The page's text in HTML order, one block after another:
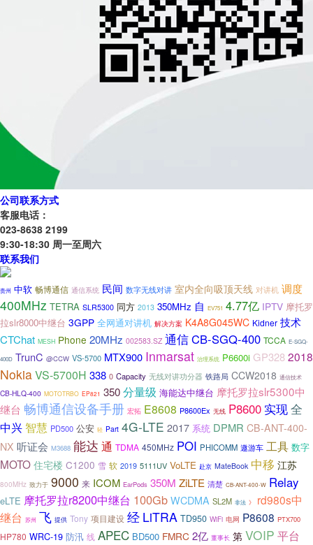
公司联系方式
客服电话：
023-8638 2199
9:30-18:30 周一至周六
联系我们
贵州 中软 畅博通信 通信系统 民间 数字无线对讲 室内全向吸顶天线 对讲机 调度
400MHz TETRA SLR5300 同方 2013 350MHz 自 EV751 4.77亿 IPTV 摩托罗
拉slr8000中继台 3GPP 全网通对讲机 解决方案 K4A8G045WC Kidner 技术
CTChat MESH Phone 20MHz 002583.SZ 通信CB-SGQ-400 TCCA E-SGQ-
400D TrunC @CCW VS-5700 MTX900 Inmarsat 治理系统 P6600i GP3282018
NokiaVS-5700H 338 0 Capacity 无线对讲功分器 铁路局 CCW2018 通信技术
CB-HLQ-400 MOTOTRBO EP821 350分量级 海能达中继台 摩托罗拉slr5300中
继台 畅博通信设备手册 宏拓 E8608 P8600Ex 无线 P8600 实现全
中兴 智慧 PD500 公安 轻 Part 4G-LTE 2017 系统 DPMR CB-ANT-400-
NX 听证会 M3688 能达 通 TDMA 450MHz POI PHICOMM 遨游车 工具 数字
MOTO 住宅楼 C1200 雪 软 2019 5111UV VoLTE 赴京 MateBook 中移 江苏
800MHz 致力于 9000 来 ICOM EarPods 350M ZiLTE 清楚 CB-ANT-400-W Relay
eLTE 摩托罗拉r8200中继台 100Gb WCDMA SL2M 非法 》
rd980s中
继台 苏州 飞 提供 Tony 项目建设 经 LiTRA TD950 WiFi 电网 P8608 PTX700
HP780 WRC-19 防汛 线 APEC BD500 FMRC 2亿 董事长 第 VOIP 平台